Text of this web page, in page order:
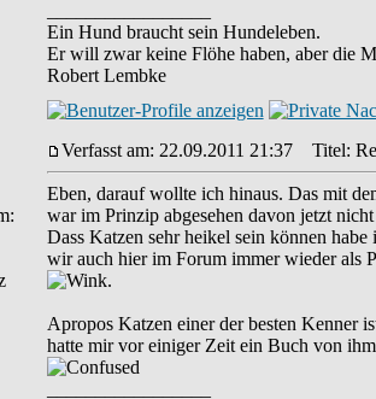
Ein Hund braucht sein Hundeleben.
Er will zwar keine Flöhe haben, aber die
Robert Lembke
Verfasst am: 22.09.2011 21:37 Titel:
Eben, darauf wollte ich hinaus. Das mit
war im Prinzip abgesehen davon jetzt
Dass Katzen sehr heikel sein können
wir auch hier im Forum immer wieder als
.
Apropos Katzen einer der besten Kenner
hatte mir vor einiger Zeit ein Buch von